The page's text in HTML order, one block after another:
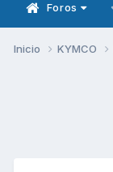
Foros
Inicio KYMCO